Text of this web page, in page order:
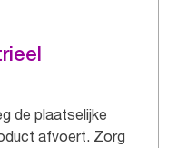
de plaatselijke
afvoert. Zorg